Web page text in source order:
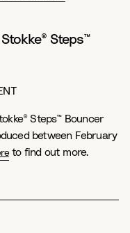
Steps™
Steps™ Bouncer
between February
to find out more.